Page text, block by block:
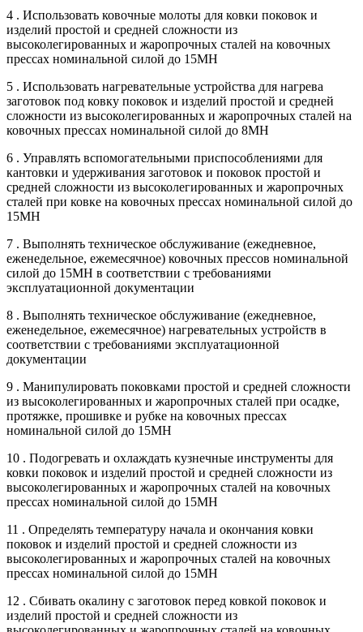
4 . Использовать ковочные молоты для ковки поковок и
изделий простой и средней сложности из
высоколегированных и жаропрочных сталей на ковочных
прессах номинальной силой до 15МН
5 . Использовать нагревательные устройства для нагрева
заготовок под ковку поковок и изделий простой и средней
сложности из высоколегированных и жаропрочных сталей на
ковочных прессах номинальной силой до 8МН
6 . Управлять вспомогательными приспособлениями для
кантовки и удерживания заготовок и поковок простой и
средней сложности из высоколегированных и жаропрочных
сталей при ковке на ковочных прессах номинальной силой до
15МН
7 . Выполнять техническое обслуживание (ежедневное,
еженедельное, ежемесячное) ковочных прессов номинальной
силой до 15МН в соответствии с требованиями
эксплуатационной документации
8 . Выполнять техническое обслуживание (ежедневное,
еженедельное, ежемесячное) нагревательных устройств в
соответствии с требованиями эксплуатационной
документации
9 . Манипулировать поковками простой и средней сложности
из высоколегированных и жаропрочных сталей при осадке,
протяжке, прошивке и рубке на ковочных прессах
номинальной силой до 15МН
10 . Подогревать и охлаждать кузнечные инструменты для
ковки поковок и изделий простой и средней сложности из
высоколегированных и жаропрочных сталей на ковочных
прессах номинальной силой до 15МН
11 . Определять температуру начала и окончания ковки
поковок и изделий простой и средней сложности из
высоколегированных и жаропрочных сталей на ковочных
прессах номинальной силой до 15МН
12 . Сбивать окалину с заготовок перед ковкой поковок и
изделий простой и средней сложности из